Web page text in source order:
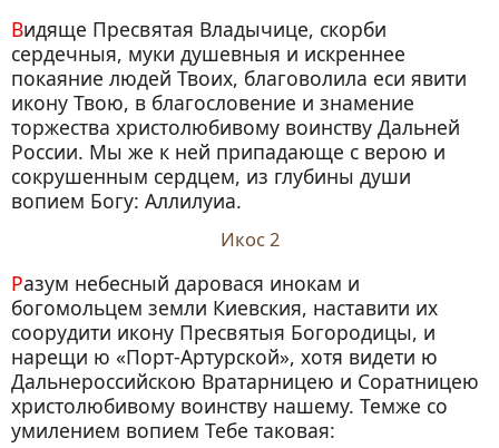
Видяще Пресвятая Владычице, скорби
сердечныя, муки душевныя и искреннее
покаяние людей Твоих, благоволила еси явити
икону Твою, в благословение и знамение
торжества христолюбивому воинству Дальней
России. Мы же к ней припадающе с верою и
сокрушенным сердцем, из глубины души
вопием Богу: Аллилуиа.
Икос 2
Разум небесный даровася инокам и
богомольцем земли Киевския, наставити их
соорудити икону Пресвятыя Богородицы, и
нарещи ю «Порт-Артурской», хотя видети ю
Дальнероссийскою Вратарницею и Соратницею
христолюбивому воинству нашему. Темже со
умилением вопием Тебе таковая: